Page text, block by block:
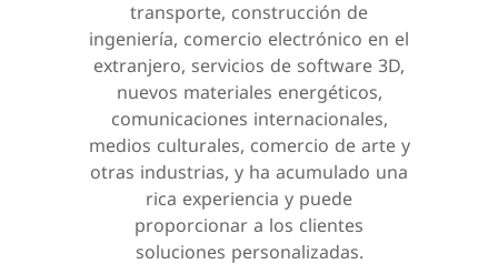
transporte, construcción de
ingeniería, comercio electrónico en el
extranjero, servicios de software 3D,
nuevos materiales energéticos,
comunicaciones internacionales,
medios culturales, comercio de arte y
otras industrias, y ha acumulado una
rica experiencia y puede
proporcionar a los clientes
soluciones personalizadas.